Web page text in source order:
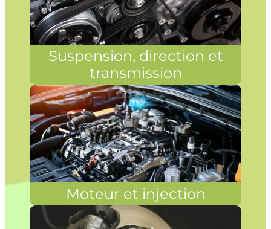
Suspension, direction et
transmission
Moteur et injection